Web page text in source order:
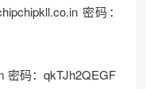
密码：
密码：qkTJh2QEGF